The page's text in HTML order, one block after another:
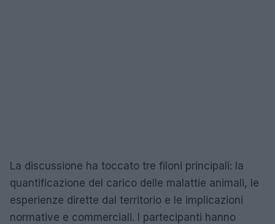
La discussione ha toccato tre filoni principali: la
quantificazione del carico delle malattie animali, le
esperienze dirette dal territorio e le implicazioni
normative e commerciali. I partecipanti hanno